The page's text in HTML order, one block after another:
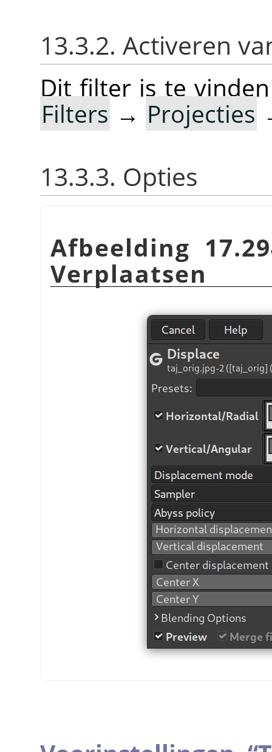
13.3.2. Activeren
Dit filter is te
Filters → Projecties
13.3.3. Opties
Afbeelding
Verplaatsen